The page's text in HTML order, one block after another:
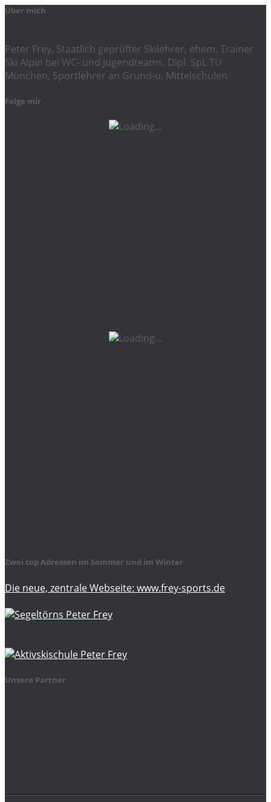
Über mich
Peter Frey, Staatlich geprüfter Skilehrer, ehem. Trainer
Ski Alpin bei WC- und Jugendteams, Dipl. SpL TU
München, Sportlehrer an Grund-u. Mittelschulen
Folge mir
Zwei top Adressen im Sommer und im Winter
Die neue, zentrale Webseite: www.frey-sports.de
Unsere Partner